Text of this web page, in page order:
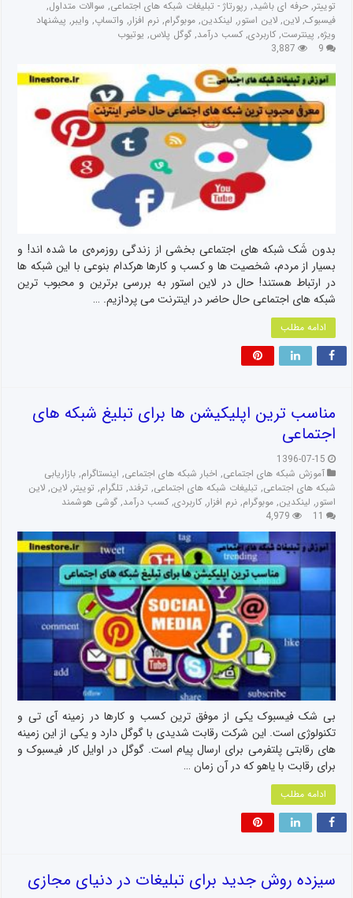
توییتر, حرفه ای باشید, رپورتاژ - تبلیغات شبکه های اجتماعی, سوالات متداول,
فیسبوک, لاین, لاین استور, لینکدین, موبوگرام, نرم افزار, واتساپ, وایبر, پیشنهاد
ویژه, پینترست, کاربردی, کسب درآمد, گوگل پلاس, یوتیوب
9
3,887
بدون شَک شبکه های اجتماعی بخشی از زندگی روزمره‌ی ما شده اند! و
بسیار از مردم، شخصیت ها و کسب و کارها هرکدام بنوعی با این شبکه ها
در ارتباط هستند! حال در لاین استور به بررسی برترین و محبوب ترین
شبکه های اجتماعی حال حاضر در اینترنت می پردازیم. …
ادامه مطلب
مناسب ترین اپلیکیشن ها برای تبلیغ شبکه های
اجتماعی
1396-07-15
آموزش شبکه های اجتماعی, اخبار شبکه های اجتماعی, اینستاگرام, بازاریابی
شبکه های اجتماعی, تبلیغات شبکه های اجتماعی, ترفند, تلگرام, توییتر, لاین, لاین
استور, لینکدین, موبوگرام, نرم افزار, کاربردی, کسب درآمد, گوشی هوشمند
11
4,979
بی شک فیسبوک یکی از موفق ترین کسب و کارها در زمینه آی تی و
تکنولوژی است. این شرکت رقابت شدیدی با گوگل دارد و یکی از این زمینه
های رقابتی پلتفرمی برای ارسال پیام است. گوگل در اوایل کار فیسبوک و
برای رقابت با یاهو که در آن زمان …
ادامه مطلب
سیزده روش جدید برای تبلیغات در دنیای مجازی